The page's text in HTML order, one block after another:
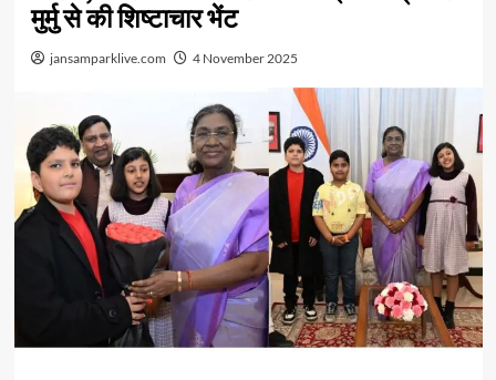
मुर्मु से की शिष्टाचार भेंट
jansamparklive.com 4 November 2025